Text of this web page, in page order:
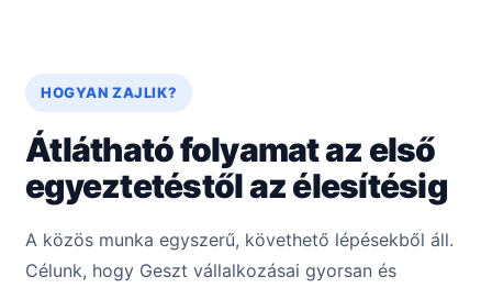
HOGYAN ZAJLIK?
Átlátható folyamat az első
egyeztetéstől az élesítésig
A közös munka egyszerű, követhető lépésekből áll.
Célunk, hogy Geszt vállalkozásai gyorsan és